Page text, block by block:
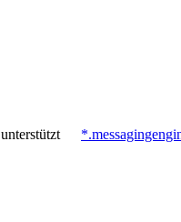
unterstützt